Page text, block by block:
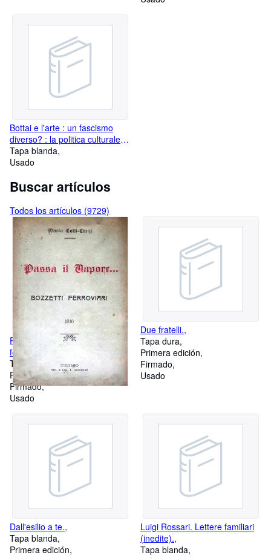
Bottai e l'arte : un fascismo
diverso? : la politica culturale di
Giuseppe Bottai e il Premio
Bergamo (1939-1942),
Tapa blanda
Usado
Buscar artículos
Todos los artículos (9729)
Passa il Vapore. Bozzetti
ferroviari.,
Tapa blanda
Primera edición
Firmado
Usado
Due fratelli.,
Tapa dura
Primera edición
Firmado
Usado
Dall'esilio a te.,
Tapa blanda
Primera edición
Luigi Rossari. Lettere familiari
(inedite).,
Tapa blanda